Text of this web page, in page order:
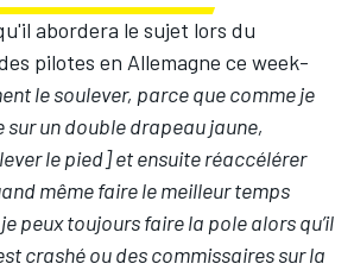
abordera le sujet lors du
pilotes en Allemagne ce week-
le soulever, parce que comme je
sur un double drapeau jaune,
le pied] et ensuite réaccélérer
même faire le meilleur temps
peux toujours faire la pole alors qu’il
crashé ou des commissaires sur la